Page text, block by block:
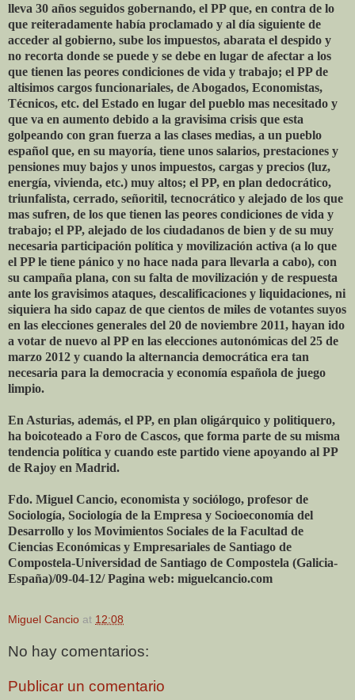
lleva 30 años seguidos gobernando, el PP que, en contra de lo
que reiteradamente había proclamado y al día siguiente de
acceder al gobierno, sube los impuestos, abarata el despido y
no recorta donde se puede y se debe en lugar de afectar a los
que tienen las peores condiciones de vida y trabajo; el PP de
altisimos cargos funcionariales, de Abogados, Economistas,
Técnicos, etc. del Estado en lugar del pueblo mas necesitado y
que va en aumento debido a la gravisima crisis que esta
golpeando con gran fuerza a las clases medias, a un pueblo
español que, en su mayoría, tiene unos salarios, prestaciones y
pensiones muy bajos y unos impuestos, cargas y precios (luz,
energía, vivienda, etc.) muy altos; el PP, en plan dedocrático,
triunfalista, cerrado, señoritil, tecnocrático y alejado de los que
mas sufren, de los que tienen las peores condiciones de vida y
trabajo; el PP, alejado de los ciudadanos de bien y de su muy
necesaria participación política y movilización activa (a lo que
el PP le tiene pánico y no hace nada para llevarla a cabo), con
su campaña plana, con su falta de movilización y de respuesta
ante los gravisimos ataques, descalificaciones y liquidaciones, ni
siquiera ha sido capaz de que cientos de miles de votantes suyos
en las elecciones generales del 20 de noviembre 2011, hayan ido
a votar de nuevo al PP en las elecciones autonómicas del 25 de
marzo 2012 y cuando la alternancia democrática era tan
necesaria para la democracia y economía española de juego
limpio.
En Asturias, además, el PP, en plan oligárquico y politiquero,
ha boicoteado a Foro de Cascos, que forma parte de su misma
tendencia política y cuando este partido viene apoyando al PP
de Rajoy en Madrid.
Fdo. Miguel Cancio, economista y sociólogo, profesor de
Sociología, Sociología de la Empresa y Socioeconomía del
Desarrollo y los Movimientos Sociales de la Facultad de
Ciencias Económicas y Empresariales de Santiago de
Compostela-Universidad de Santiago de Compostela (Galicia-
España)/09-04-12/ Pagina web: miguelcancio.com
Miguel Cancio at 12:08
No hay comentarios:
Publicar un comentario